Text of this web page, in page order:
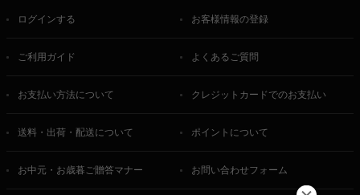
ログインする お客様情報の登録
ご利用ガイド よくあるご質問
お支払い方法について クレジットカードでのお支払い
送料・出荷・配送について ポイントについて
お中元・お歳暮ご贈答マナー お問い合わせフォーム